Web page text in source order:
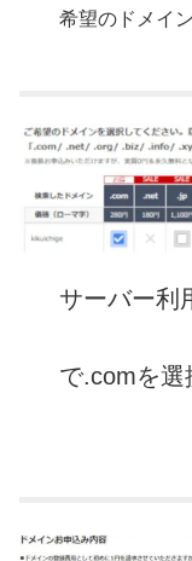
希望のドメイ
サーバー利
で.comを選